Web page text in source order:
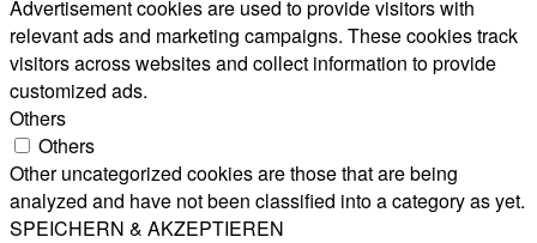
Advertisement cookies are used to provide visitors with
relevant ads and marketing campaigns. These cookies track
visitors across websites and collect information to provide
customized ads.
Others
Others
Other uncategorized cookies are those that are being
analyzed and have not been classified into a category as yet.
SPEICHERN & AKZEPTIEREN